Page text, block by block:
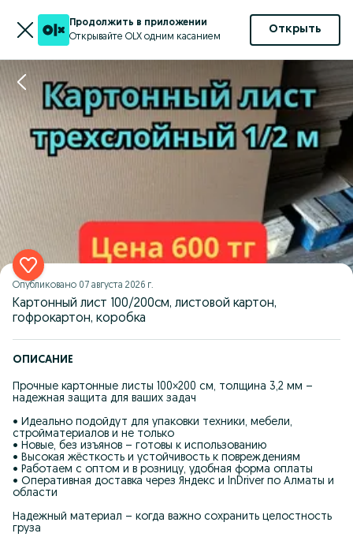
Продолжить в приложении
Открывайте OLX одним касанием
Открыть
Опубликовано 07 августа 2026 г.
Картонный лист 100/200см, листовой картон,
гофрокартон, коробка
ОПИСАНИЕ
Прочные картонные листы 100×200 см, толщина 3,2 мм –
надежная защита для ваших задач
• Идеально подойдут для упаковки техники, мебели,
стройматериалов и не только
• Новые, без изъянов – готовы к использованию
• Высокая жёсткость и устойчивость к повреждениям
• Работаем с оптом и в розницу, удобная форма оплаты
• Оперативная доставка через Яндекс и InDriver по Алматы и
области
Надежный материал – когда важно сохранить целостность
груза